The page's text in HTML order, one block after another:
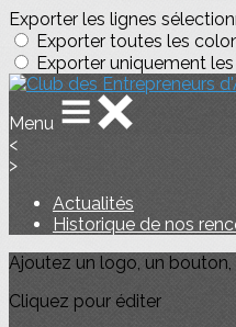
Exporter les lignes
Exporter toutes les
Exporter uniquement
Menu
<
>
Actualités
Historique de nos
Ajoutez un logo, un
Cliquez pour éditer